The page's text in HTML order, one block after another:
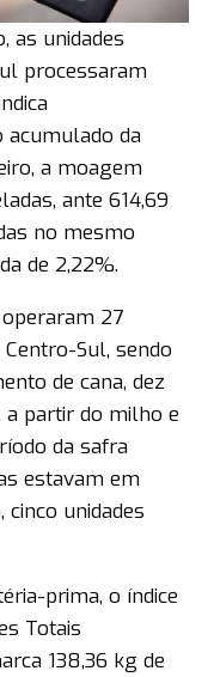
as unidades
processaram
acumulado da
a moagem
ante 614,69
no mesmo
de 2,22%.
27
Sul, sendo
de cana, dez
partir do milho e
da safra
estavam em
unidades
prima, o índice
Totais
138,36 kg de